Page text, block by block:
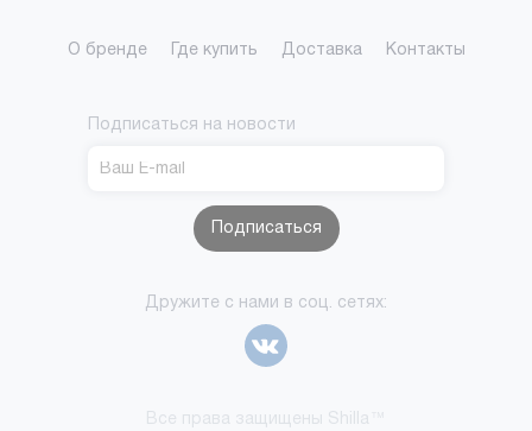
О бренде Где купить Доставка Контакты
Подписаться на новости
Подписаться
Дружите с нами в соц. сетях:
Все права защищены Shilla™